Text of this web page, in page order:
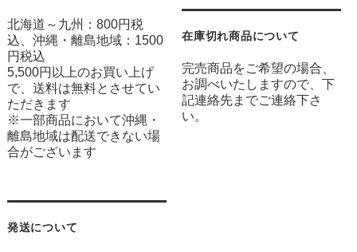
北海道～九州：800円税
込、沖縄・離島地域：1500
円税込
5,500円以上のお買い上げ
で、送料は無料とさせてい
ただきます
※一部商品において沖縄・
離島地域は配送できない場
合がございます
発送について
在庫切れ商品について
完売商品をご希望の場合、
お調べいたしますので、下
記連絡先までご連絡下さ
い。